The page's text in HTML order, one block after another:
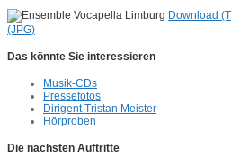
Download
(JPG)
Das könnte Sie interessieren
Musik-CDs
Pressefotos
Dirigent Tristan Meister
Hörproben
Die nächsten Auftritte